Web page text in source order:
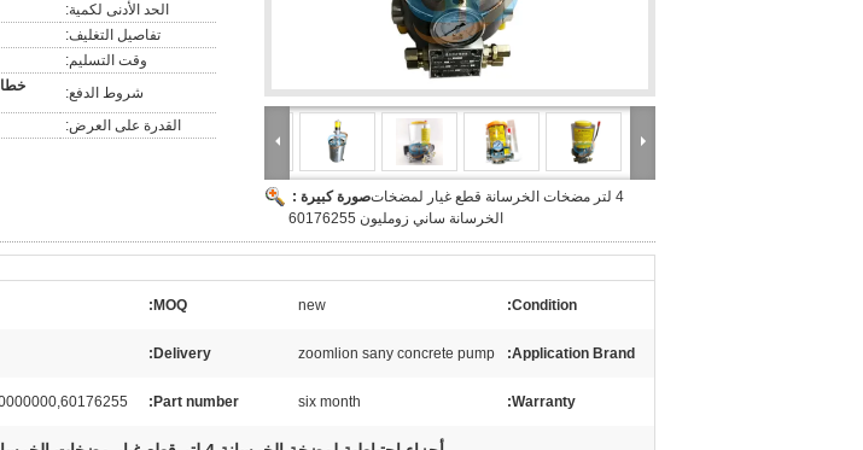
صورة كبيرة :4 لتر مضخات الخرسانة قطع غيار لمضخات
الخرسانة ساني زومليون 60176255
الحد الأدنى لكمية:
تفاصيل التغليف:
وقت التسليم:
شروط الدفع:
القدرة على العرض:
Condition:
new
MOQ:
Application Brand:
zoomlion sany concrete pump
Delivery:
Warranty:
six month
Part number:
60176255,A220304000114,101000021201,1070000000